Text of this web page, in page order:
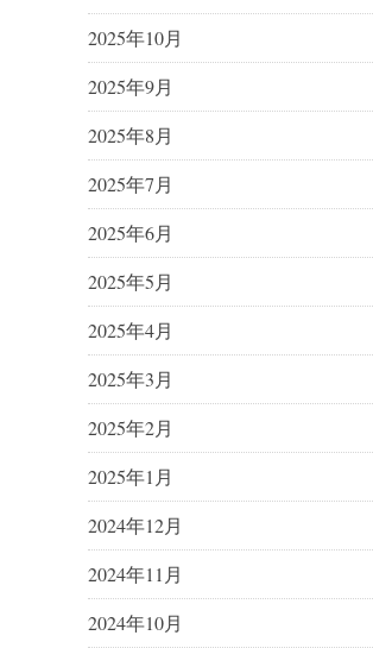
2025年10月
2025年9月
2025年8月
2025年7月
2025年6月
2025年5月
2025年4月
2025年3月
2025年2月
2025年1月
2024年12月
2024年11月
2024年10月